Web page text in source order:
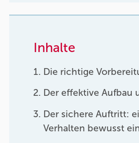
Inhalte
Die richtige
Der effektive Aufbau
Der sichere Auftritt:
Verhalten bewusst